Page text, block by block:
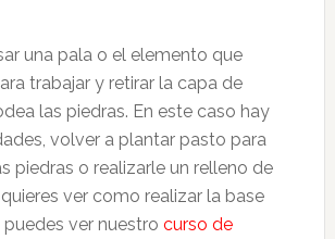
una pala o el elemento que
trabajar y retirar la capa de
las piedras. En este caso hay
volver a plantar pasto para
piedras o realizarle un relleno de
ver como realizar la base
ver nuestro curso de